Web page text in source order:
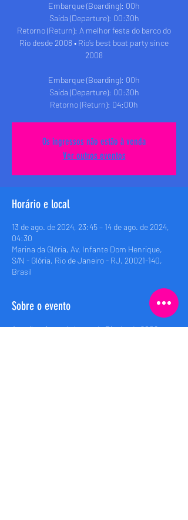
Embarque (Boarding): 00h
Saida (Departure): 00:30h
Retorno (Return): A melhor festa do barco do
Rio desde 2008 • Rio’s best boat party since
2008
Embarque (Boarding): 00h
Saida (Departure): 00:30h
Retorno (Return): 04:00h
Os ingressos não estão à venda
Ver outros eventos
Horário e local
13 de ago. de 2024, 23:45 – 14 de ago. de 2024,
04:30
Marina da Glória, Av. Infante Dom Henrique,
S/N - Glória, Rio de Janeiro - RJ, 20021-140,
Brasil
Sobre o evento
A melhor festa do barco do Rio desde 2008 •